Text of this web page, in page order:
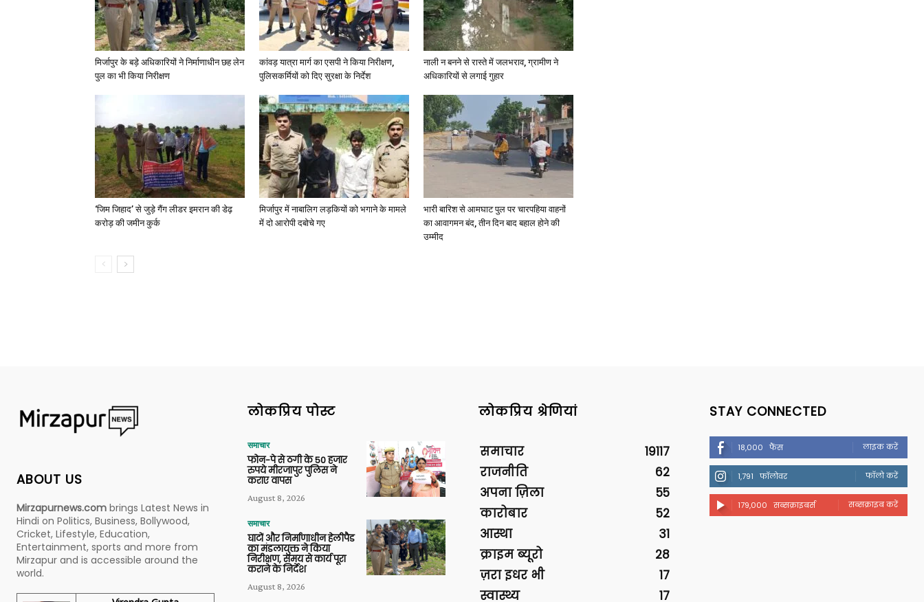
मिर्जापुर के बड़े अधिकारियों ने निर्माणाधीन छह लेन
पुल का भी किया निरीक्षण
कांवड़ यात्रा मार्ग का एसपी ने किया निरीक्षण,
पुलिसकर्मियों को दिए सुरक्षा के निर्देश
नाली न बनने से रास्ते में जलभराव, ग्रामीण ने
अधिकारियों से लगाई गुहार
‘जिम जिहाद’ से जुड़े गैंग लीडर इमरान की डेढ़
करोड़ की जमीन कुर्क
मिर्जापुर में नाबालिग लड़कियों को भगाने के मामले
में दो आरोपी दबोचे गए
भारी बारिश से आमघाट पुल पर चारपहिया वाहनों
का आवागमन बंद, तीन दिन बाद बहाल होने की
उम्मीद
ABOUT US
Mirzapurnews.com brings Latest News in
Hindi on Politics, Business, Bollywood,
Cricket, Lifestyle, Education,
Entertainment, sports and more from
Mirzapur and is accessible around the
world.
लोकप्रिय पोस्ट
समाचार
फोन-पे से ठगी के 50 हजार
रुपये मीरजापुर पुलिस ने
कराए वापस
August 8, 2026
समाचार
घाटों और निर्माणाधीन हेलीपैड
का मंडलायुक्त ने किया
निरीक्षण, समय से कार्य पूरा
कराने के निर्देश
August 8, 2026
लोकप्रिय श्रेणियां
समाचार
19117
राजनीति
62
अपना ज़िला
55
कारोबार
52
आस्था
31
क्राइम ब्यूरो
28
ज़रा इधर भी
17
स्वास्थ्य
17
STAY CONNECTED
18,000 फैंस लाइक करें
1,791 फॉलोवर फॉलो करें
179,000 सब्सक्राइबर्स सब्सक्राइब करें